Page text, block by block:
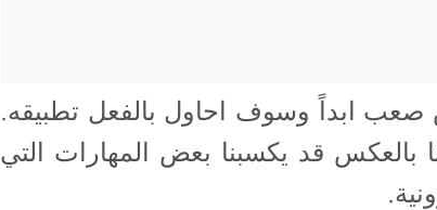
ابداً وسوف احاول بالفعل تطبيقه.
بالعكس قد يكسبنا بعض المهارات التي